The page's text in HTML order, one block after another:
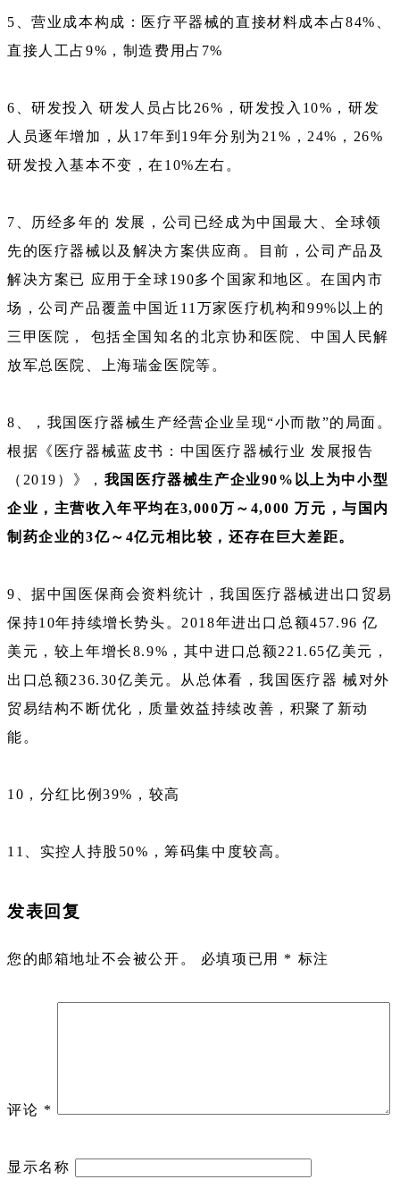
5、营业成本构成：医疗平器械的直接材料成本占84%、
直接人工占9%，制造费用占7%
6、研发投入 研发人员占比26%，研发投入10%，研发
人员逐年增加，从17年到19年分别为21%，24%，26%
研发投入基本不变，在10%左右。
7、历经多年的 发展，公司已经成为中国最大、全球领
先的医疗器械以及解决方案供应商。目前，公司产品及
解决方案已 应用于全球190多个国家和地区。在国内市
场，公司产品覆盖中国近11万家医疗机构和99%以上的
三甲医院， 包括全国知名的北京协和医院、中国人民解
放军总医院、上海瑞金医院等。
8、，我国医疗器械生产经营企业呈现“小而散”的局面。
根据《医疗器械蓝皮书：中国医疗器械行业 发展报告
（2019）》， 我国医疗器械生产企业90%以上为中小型
企业，主营收入年平均在3,000万～4,000 万元，与国内
制药企业的3亿～4亿元相比较，还存在巨大差距。
9、据中国医保商会资料统计，我国医疗器械进出口贸易
保持10年持续增长势头。2018年进出口总额457.96 亿
美元，较上年增长8.9%，其中进口总额221.65亿美元，
出口总额236.30亿美元。从总体看，我国医疗器 械对外
贸易结构不断优化，质量效益持续改善，积聚了新动
能。
10，分红比例39%，较高
11、实控人持股50%，筹码集中度较高。
发表回复
您的邮箱地址不会被公开。 必填项已用 * 标注
评论 *
显示名称